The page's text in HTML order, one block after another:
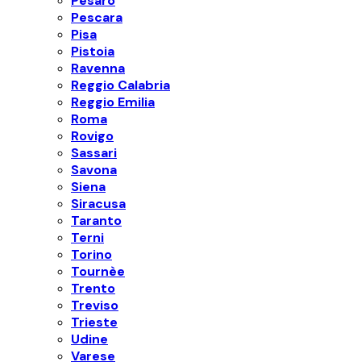
Pescara
Pisa
Pistoia
Ravenna
Reggio Calabria
Reggio Emilia
Roma
Rovigo
Sassari
Savona
Siena
Siracusa
Taranto
Terni
Torino
Tournèe
Trento
Treviso
Trieste
Udine
Varese